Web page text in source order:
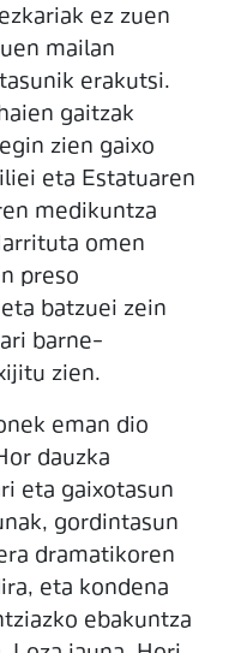
ez zuen
mailan
erakutsi.
gaitzak
zien gaixo
eta Estatuaren
medikuntza
omen
preso
batzuei zein
barne–
zien.
eman dio
dauzka
eta gaixotasun
gordintasun
dramatikoren
eta kondena
ebakuntza